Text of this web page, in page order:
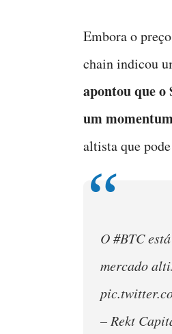
Embora o
chain indicou
apontou que
um
altista que
O #BTC
mercado
– Rekt